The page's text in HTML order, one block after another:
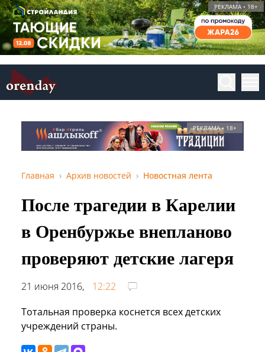
РЕКЛАМА • 18+
РЕКЛАМА • 18+
Главная Архив новостей Новостная лента
После трагедии в Карелии
в Оренбуржье внепланово
проверяют детские лагеря
21 июня 2016,
12:22
Тотальная проверка коснется всех детских
учреждений страны.